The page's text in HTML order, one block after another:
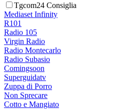
Tgcom24 Consiglia
Mediaset Infinity
R101
Radio 105
Virgin Radio
Radio Montecarlo
Radio Subasio
Comingsoon
Superguidatv
Zuppa di Porro
Non Sprecare
Cotto e Mangiato